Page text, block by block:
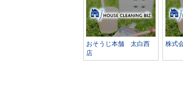
おそうじ本舗 太白西
店
株式